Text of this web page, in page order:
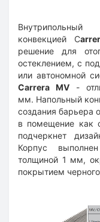
конвекцией C
решение для
остеклением, с
или автономной
Carrera MV -
мм. Напольный
создания барьера
в помещение как
подчеркнет
Корпус
толщиной 1 мм,
покрытием